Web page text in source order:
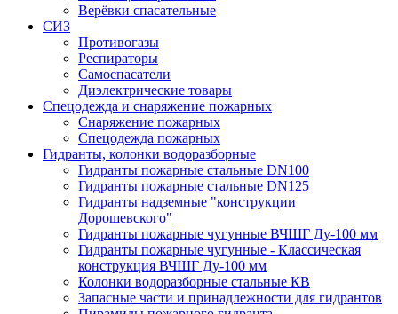
Верёвки спасательные
СИЗ
Противогазы
Респираторы
Самоспасатели
Диэлектрические товары
Спецодежда и снаряжение пожарных
Снаряжение пожарных
Спецодежда пожарных
Гидранты, колонки водоразборные
Гидранты пожарные стальные DN100
Гидранты пожарные стальные DN125
Гидранты надземные "конструкции
Дорошевского"
Гидранты пожарные чугунные ВЧШГ Ду-100 мм
Гидранты пожарные чугунные - Классическая
конструкция ВЧШГ Ду-100 мм
Колонки водоразборные стальные КВ
Запасные части и принадлежности для гидрантов